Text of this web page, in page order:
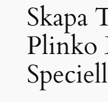
Skapa
Plinko